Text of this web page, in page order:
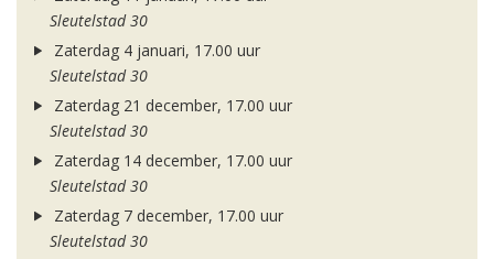
Sleutelstad 30
Zaterdag 4 januari, 17.00 uur
Sleutelstad 30
Zaterdag 21 december, 17.00 uur
Sleutelstad 30
Zaterdag 14 december, 17.00 uur
Sleutelstad 30
Zaterdag 7 december, 17.00 uur
Sleutelstad 30